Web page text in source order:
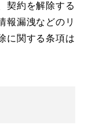
契約を解除する
報漏洩などのリ
に関する条項は